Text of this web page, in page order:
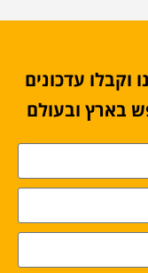
עדכונים
בארץ ובעולם